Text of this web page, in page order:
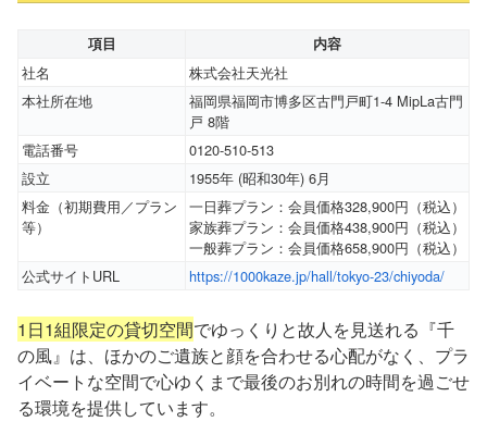
項目 内容
社名
株式会社天光社
本社所在地
福岡県福岡市博多区古門戸町1-4 MipLa古門
戸 8階
電話番号
0120-510-513
設立
1955年 (昭和30年) 6月
料金（初期費用／プラン
等）
一日葬プラン：会員価格328,900円（税込）
家族葬プラン：会員価格438,900円（税込）
一般葬プラン：会員価格658,900円（税込）
公式サイトURL
https://1000kaze.jp/hall/tokyo-23/chiyoda/
1日1組限定の貸切空間でゆっくりと故人を見送れる『千
の風』は、ほかのご遺族と顔を合わせる心配がなく、プラ
イベートな空間で心ゆくまで最後のお別れの時間を過ごせ
る環境を提供しています。